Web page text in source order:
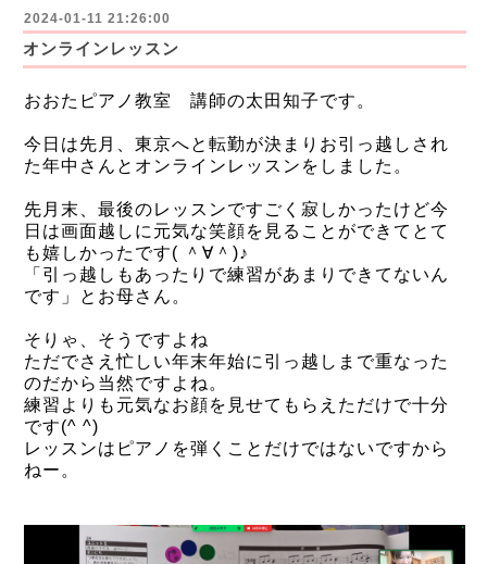
2024-01-11 21:26:00
オンラインレッスン
おおたピアノ教室 講師の太田知子です。
今日は先月、東京へと転勤が決まりお引っ越しされ
た年中さんとオンラインレッスンをしました。
先月末、最後のレッスンですごく寂しかったけど今
日は画面越しに元気な笑顔を見ることができてとて
も嬉しかったです( ＾∀＾)♪
「引っ越しもあったりで練習があまりできてないん
です」とお母さん。
そりゃ、そうですよね
ただでさえ忙しい年末年始に引っ越しまで重なった
のだから当然ですよね。
練習よりも元気なお顔を見せてもらえただけで十分
です(^ ^)
レッスンはピアノを弾くことだけではないですから
ねー。